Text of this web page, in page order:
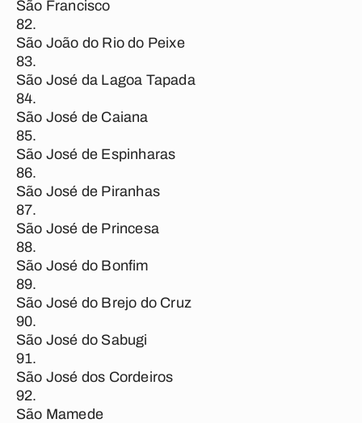
São Francisco
São João do Rio do Peixe
São José da Lagoa Tapada
São José de Caiana
São José de Espinharas
São José de Piranhas
São José de Princesa
São José do Bonfim
São José do Brejo do Cruz
São José do Sabugi
São José dos Cordeiros
São Mamede